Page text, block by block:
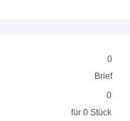
0
Brief
0
für 0 Stück